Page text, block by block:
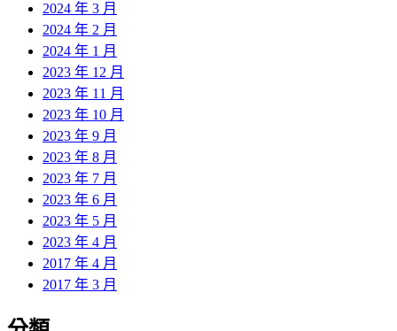
2024 年 3 月
2024 年 2 月
2024 年 1 月
2023 年 12 月
2023 年 11 月
2023 年 10 月
2023 年 9 月
2023 年 8 月
2023 年 7 月
2023 年 6 月
2023 年 5 月
2023 年 4 月
2017 年 4 月
2017 年 3 月